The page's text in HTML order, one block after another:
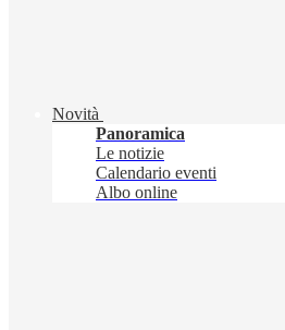
Novità
Panoramica
Le notizie
Calendario eventi
Albo online